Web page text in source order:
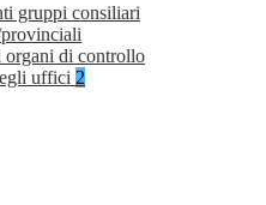
gruppi consiliari
organi di controllo
uffici 2